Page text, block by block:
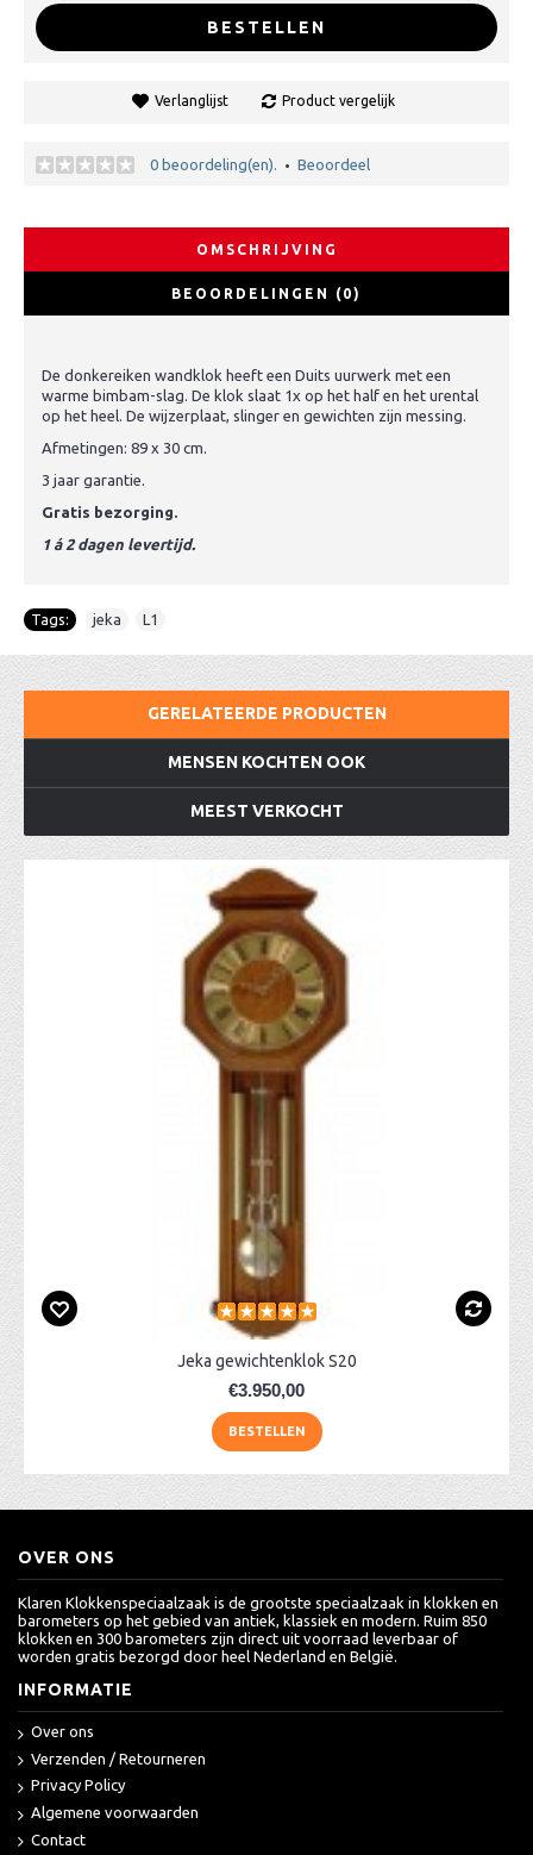
BESTELLEN
Verlanglijst Product vergelijk
0 beoordeling(en). • Beoordeel
OMSCHRIJVING
BEOORDELINGEN (0)
De donkereiken wandklok heeft een Duits uurwerk met een
warme bimbam-slag. De klok slaat 1x op het half en het urental
op het heel. De wijzerplaat, slinger en gewichten zijn messing.
Afmetingen: 89 x 30 cm.
3 jaar garantie.
Gratis bezorging.
1 á 2 dagen levertijd.
Tags: jeka L1
GERELATEERDE PRODUCTEN
MENSEN KOCHTEN OOK
MEEST VERKOCHT
Jeka gewichtenklok S20
€3.950,00
BESTELLEN
OVER ONS
Klaren Klokkenspeciaalzaak is de grootste speciaalzaak in klokken en
barometers op het gebied van antiek, klassiek en modern. Ruim 850
klokken en 300 barometers zijn direct uit voorraad leverbaar of
worden gratis bezorgd door heel Nederland en België.
INFORMATIE
Over ons
Verzenden / Retourneren
Privacy Policy
Algemene voorwaarden
Contact